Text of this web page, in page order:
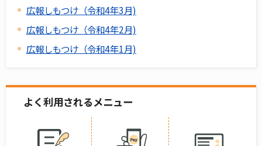
広報しもつけ（令和4年3月)
広報しもつけ（令和4年2月)
広報しもつけ（令和4年1月)
よく利用されるメニュー